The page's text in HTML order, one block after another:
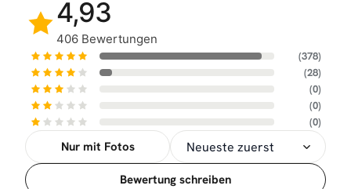
4,93
406 Bewertungen
(378)
(28)
(0)
(0)
(0)
Nur mit Fotos
Sortierung
Bewertung schreiben